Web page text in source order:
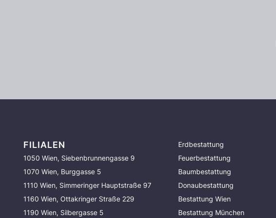
FILIALEN
1050 Wien, Siebenbrunnengasse 9
1070 Wien, Burggasse 5
1110 Wien, Simmeringer Hauptstraße 97
1160 Wien, Ottakringer Straße 229
1190 Wien, Silbergasse 5
Erdbestattung
Feuerbestattung
Baumbestattung
Donaubestattung
Bestattung Wien
Bestattung München